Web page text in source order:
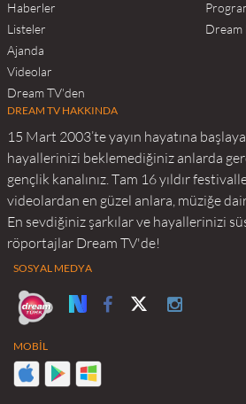
Haberler
Listeler
Ajanda
Videolar
Dream TV'den
Dream
DREAM TV HAKKINDA
15 Mart 2003’te yayın hayatına
hayallerinizi beklemediğiniz anlarda
gençlik kanalınız. Tam 16 yıldır
videolardan en güzel anlara, müziğe
En sevdiğiniz şarkılar ve hayallerinizi
röportajlar Dream TV'de!
SOSYAL MEDYA
MOBİL